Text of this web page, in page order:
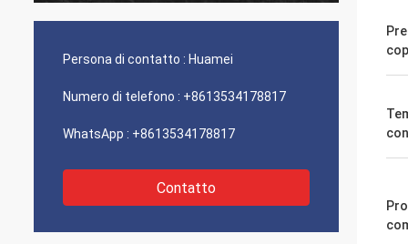
Persona di contatto : Huamei
Numero di telefono : +8613534178817
WhatsApp : +8613534178817
Contatto